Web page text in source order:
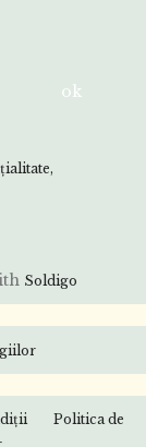
Soldigo
Politica de